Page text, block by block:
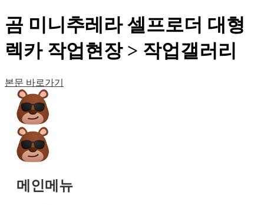
곰 미니추레라 셀프로더 대형
렉카 작업현장 > 작업갤러리
본문 바로가기
메인메뉴